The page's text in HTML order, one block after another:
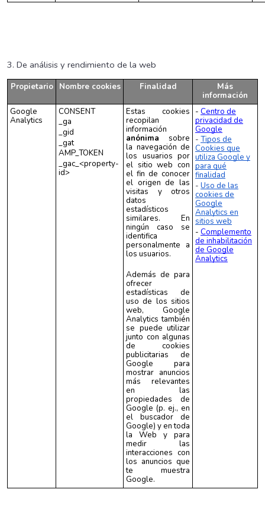
3. De análisis y rendimiento de la web
Propietario Nombre cookies Finalidad
Más
información
Google
Analytics
CONSENT
_ga
_gid
_gat
AMP_TOKEN
_gac_<property-
id>
Estas cookies
recopilan
información
anónima sobre
la navegación de
los usuarios por
el sitio web con
el fin de conocer
el origen de las
visitas y otros
datos
estadísticos
similares. En
ningún caso se
identifica
personalmente a
los usuarios.
Además de para
ofrecer
estadísticas de
uso de los sitios
web, Google
Analytics también
se puede utilizar
junto con algunas
de cookies
publicitarias de
Google para
mostrar anuncios
más relevantes
en las
propiedades de
Google (p. ej., en
el buscador de
Google) y en toda
la Web y para
medir las
interacciones con
los anuncios que
te muestra
Google.
- Centro de
privacidad de
Google
- Tipos de
Cookies que
utiliza Google y
para qué
finalidad
- Uso de las
cookies de
Google
Analytics en
sitios web
- Complemento
de inhabilitación
de Google
Analytics